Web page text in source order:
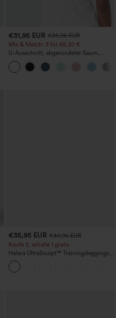
+1
€31,95 EUR €35,95 EUR
Mix & Match: 3 für 88,30 €
U-Ausschnitt, abgerundeter Saum,
InstantCool Yoga-Trägertop – UPF50+
€35,95 EUR €40,95 EUR
Kaufe 2, erhalte 1 gratis
Halara UltraSculpt™ Trainingsleggings
mit hohem Bund – raffende Push-up-
Po-Form, Bauchkontrolle, Taschen und
formende Passform